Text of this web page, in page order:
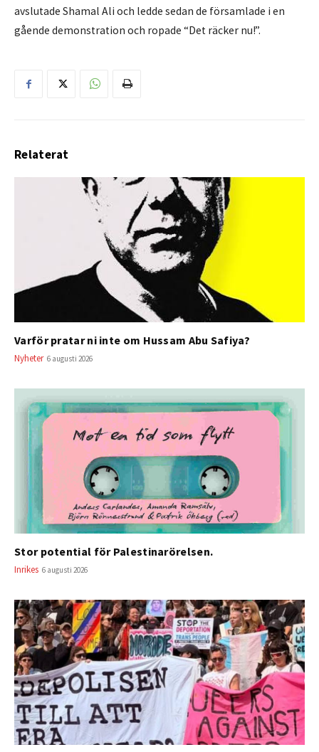
avslutade Shamal Ali och ledde sedan de församlade i en
gående demonstration och ropade “Det räcker nu!”.
Relaterat
Varför pratar ni inte om Hussam Abu Safiya?
Nyheter 6 augusti 2026
Stor potential för Palestinarörelsen.
Inrikes 6 augusti 2026